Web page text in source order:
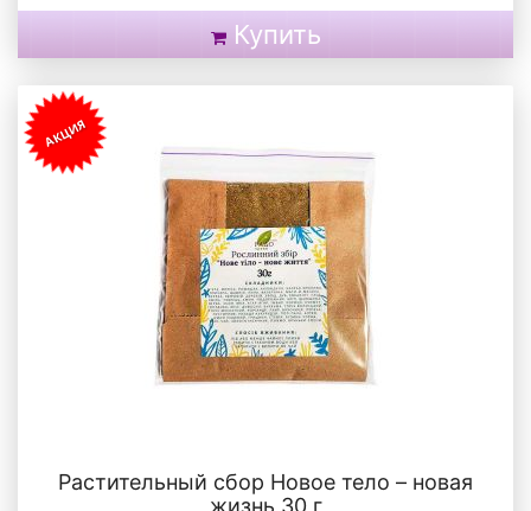
Купить
Растительный сбор Новое тело – новая
жизнь 30 г
АКЦИЯ